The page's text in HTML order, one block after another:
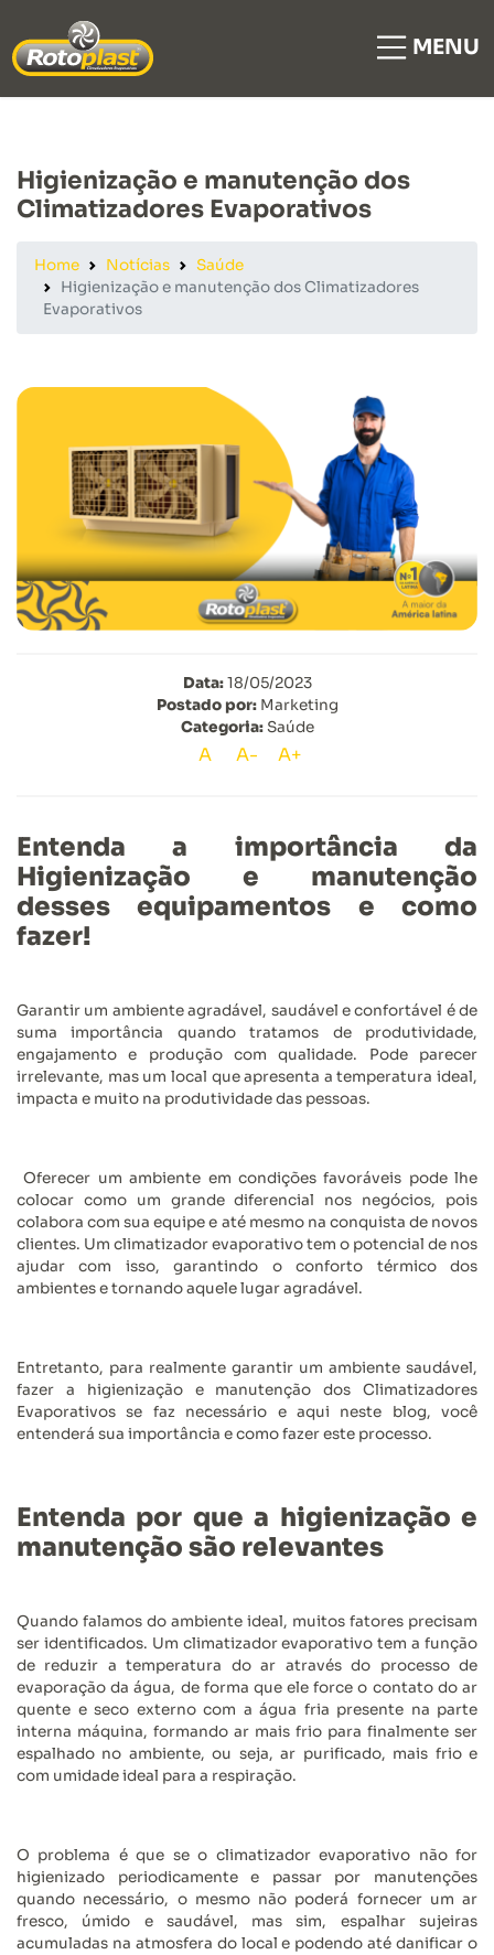
MENU
Higienização e manutenção dos
Climatizadores Evaporativos
Home Notícias
Saúde
Higienização e manutenção dos Climatizadores
Evaporativos
Data:18/05/2023
Postado por:Marketing
Categoria:Saúde
A A- A+
Entenda a importância da
Higienização e manutenção
desses equipamentos e como
fazer!
Garantir um ambiente agradável, saudável e confortável é de
suma importância quando tratamos de produtividade,
engajamento e produção com qualidade. Pode parecer
irrelevante, mas um local que apresenta a temperatura ideal,
impacta e muito na produtividade das pessoas.
Oferecer um ambiente em condições favoráveis pode lhe
colocar como um grande diferencial nos negócios, pois
colabora com sua equipe e até mesmo na conquista de novos
clientes. Um climatizador evaporativo tem o potencial de nos
ajudar com isso, garantindo o conforto térmico dos
ambientes e tornando aquele lugar agradável.
Entretanto, para realmente garantir um ambiente saudável,
fazer a higienização e manutenção dos Climatizadores
Evaporativos se faz necessário e aqui neste blog, você
entenderá sua importância e como fazer este processo.
Entenda por que a higienização e
manutenção são relevantes
Quando falamos do ambiente ideal, muitos fatores precisam
ser identificados. Um climatizador evaporativo tem a função
de reduzir a temperatura do ar através do processo de
evaporação da água, de forma que ele force o contato do ar
quente e seco externo com a água fria presente na parte
interna máquina, formando ar mais frio para finalmente ser
espalhado no ambiente, ou seja, ar purificado, mais frio e
com umidade ideal para a respiração.
O problema é que se o climatizador evaporativo não for
higienizado periodicamente e passar por manutenções
quando necessário, o mesmo não poderá fornecer um ar
fresco, úmido e saudável, mas sim, espalhar sujeiras
acumuladas na atmosfera do local e podendo até danificar o